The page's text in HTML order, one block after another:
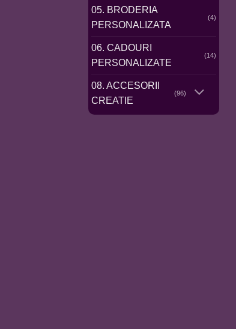
05. BRODERIA
PERSONALIZATA
(4)
06. CADOURI
PERSONALIZATE
(14)
08. ACCESORII
CREATIE
(96)